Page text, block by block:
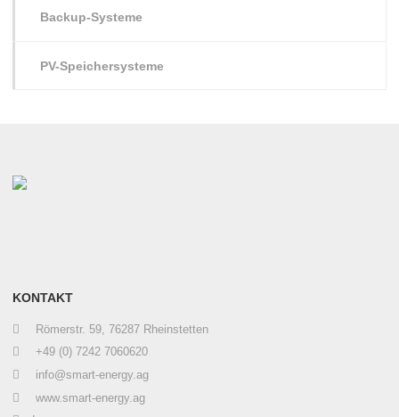
Backup-Systeme
PV-Speichersysteme
KONTAKT
Römerstr. 59, 76287 Rheinstetten
+49 (0) 7242 7060620
info@smart-energy.ag
www.smart-energy.ag